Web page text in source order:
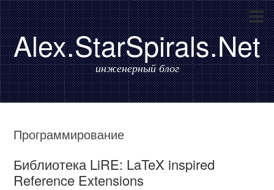
Alex.StarSpirals.Net
инженерный блог
Программирование
Библиотека LiRE: LaTeX inspired
Reference Extensions